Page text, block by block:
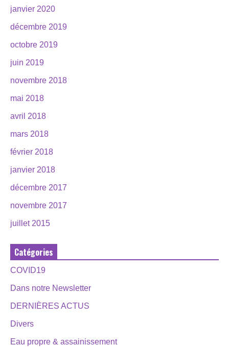
janvier 2020
décembre 2019
octobre 2019
juin 2019
novembre 2018
mai 2018
avril 2018
mars 2018
février 2018
janvier 2018
décembre 2017
novembre 2017
juillet 2015
Catégories
COVID19
Dans notre Newsletter
DERNIÈRES ACTUS
Divers
Eau propre & assainissement